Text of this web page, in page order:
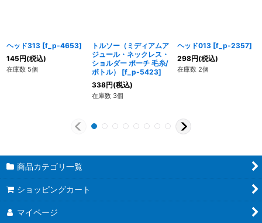
ヘッド313 [f_p-4653]
145円(税込)
在庫数 5個
トルソー（ミディアムア
ジュール・ネックレス・
ショルダー ポーチ 毛糸/
ボトル）
[f_p-5423]
338円(税込)
在庫数 3個
ヘッド013 [f_p-2357]
298円(税込)
在庫数 2個
商品カテゴリ一覧
ショッピングカート
マイページ